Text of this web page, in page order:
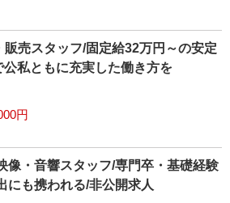
販売スタッフ/固定給32万円～の安定
私ともに充実した働き方を
円
像・音響スタッフ/専門卒・基礎経験
にも携われる/非公開求人